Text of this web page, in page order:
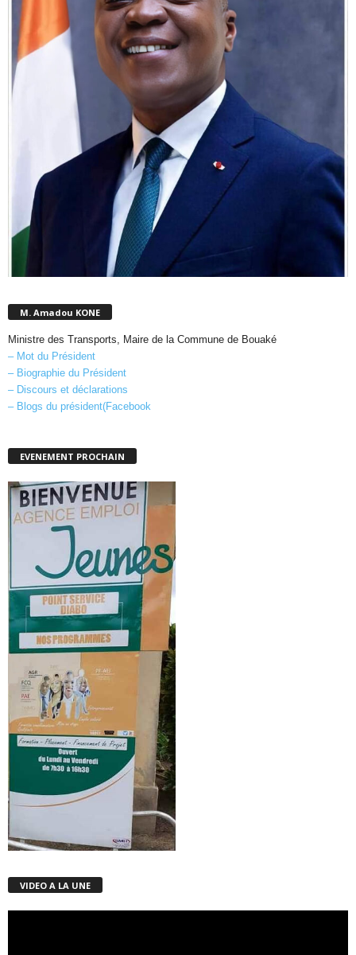
M. Amadou KONE
Ministre des Transports, Maire de la Commune de Bouaké
– Mot du Président
– Biographie du Président
– Discours et déclarations
– Blogs du président(Facebook
EVENEMENT PROCHAIN
VIDEO A LA UNE